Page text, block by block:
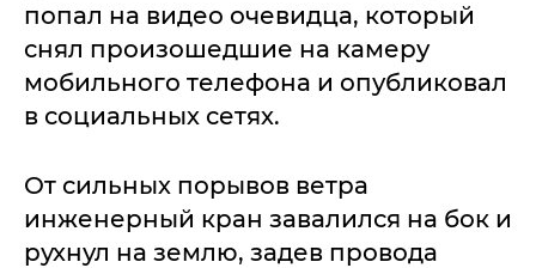
попал на видео очевидца, который
снял произошедшие на камеру
мобильного телефона и опубликовал
в социальных сетях.
От сильных порывов ветра
инженерный кран завалился на бок и
рухнул на землю, задев провода